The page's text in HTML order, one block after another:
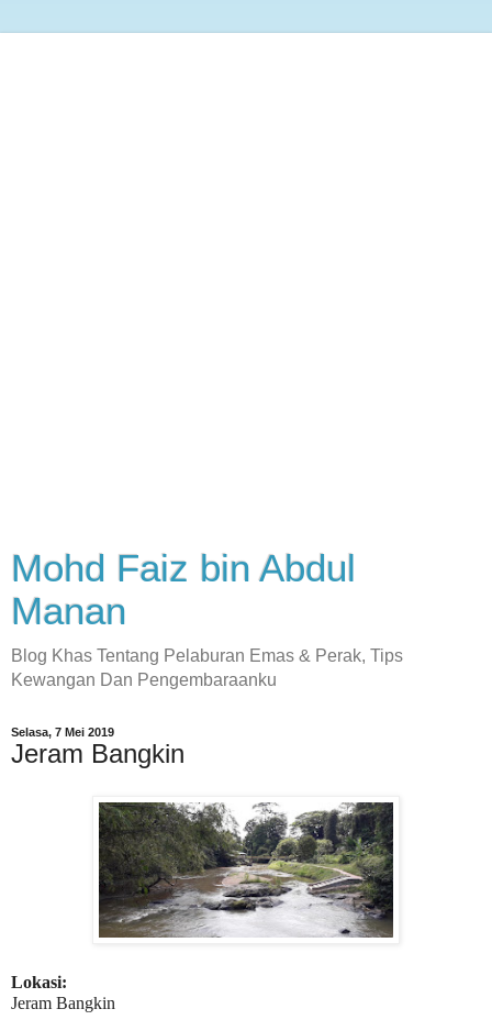
Mohd Faiz bin Abdul
Manan
Blog Khas Tentang Pelaburan Emas & Perak, Tips
Kewangan Dan Pengembaraanku
Selasa, 7 Mei 2019
Jeram Bangkin
Lokasi:
Jeram Bangkin